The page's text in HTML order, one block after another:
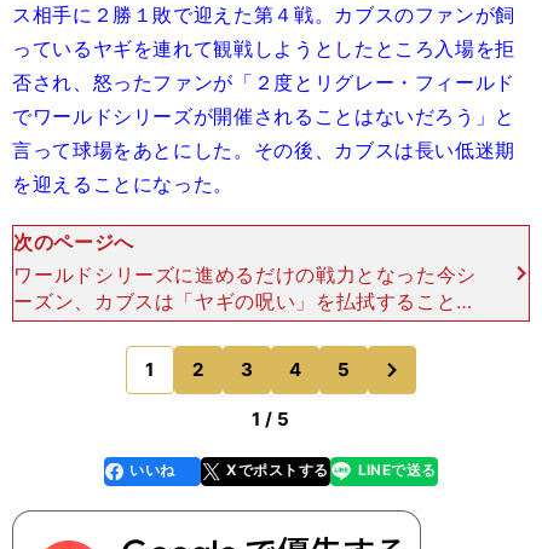
ス相手に２勝１敗で迎えた第４戦。カブスのファンが飼
っているヤギを連れて観戦しようとしたところ入場を拒
否され、怒ったファンが「２度とリグレー・フィールド
でワールドシリーズが開催されることはないだろう」と
言って球場をあとにした。その後、カブスは長い低迷期
を迎えることになった。
次のページへ
ワールドシリーズに進めるだけの戦力となった今シ
ーズン、カブスは「ヤギの呪い」を払拭することで
きるのでしょうか。108年ぶりの世界一を成し遂げ
られるか、注目です。 【２】 イチロー、通算30
00本安打
1 2 3 4 5
のページへ
1 / 5
faceboo
k
いいね Xでポストする
line LINEで送る